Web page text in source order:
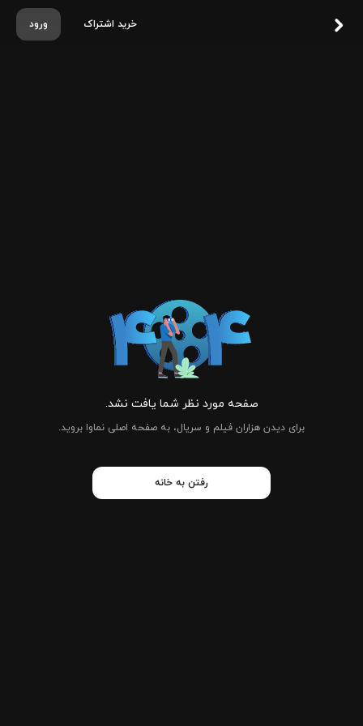
ورود خرید اشتراک
صفحه مورد نظر شما یافت نشد.
برای دیدن هزاران فیلم و سریال، به صفحه اصلی نماوا بروید.
رفتن به خانه